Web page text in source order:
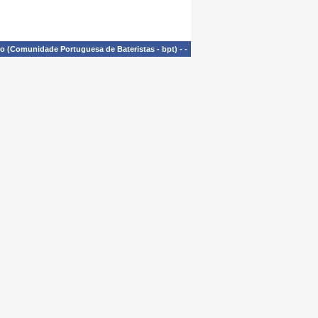
(Comunidade Portuguesa de Bateristas - bpt) - -